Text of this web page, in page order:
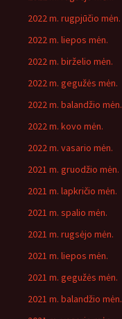
2022 m. rugpjūčio mėn.
2022 m. liepos mėn.
2022 m. birželio mėn.
2022 m. gegužės mėn.
2022 m. balandžio mėn.
2022 m. kovo mėn.
2022 m. vasario mėn.
2021 m. gruodžio mėn.
2021 m. lapkričio mėn.
2021 m. spalio mėn.
2021 m. rugsėjo mėn.
2021 m. liepos mėn.
2021 m. gegužės mėn.
2021 m. balandžio mėn.